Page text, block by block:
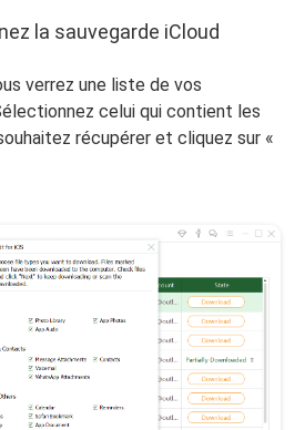
la sauvegarde iCloud
verrez une liste de vos
celui qui contient les
récupérer et cliquez sur «